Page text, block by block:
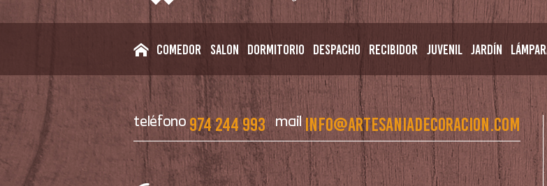
Comedor Salon Dormitorio Despacho Recibidor Juvenil Jardín
teléfono 974 244 993 mail info@artesaniadecoracion.com